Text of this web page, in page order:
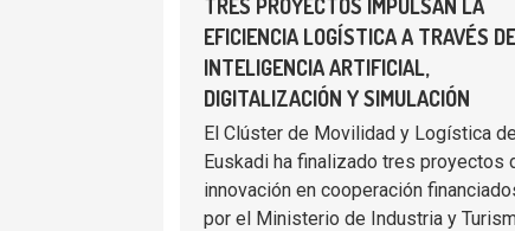
TRES PROYECTOS IMPULSAN LA
EFICIENCIA LOGÍSTICA A TRAVÉS DE
INTELIGENCIA ARTIFICIAL,
DIGITALIZACIÓN Y SIMULACIÓN
El Clúster de Movilidad y Logística de
Euskadi ha finalizado tres proyectos
innovación en cooperación
por el Ministerio de Industria y